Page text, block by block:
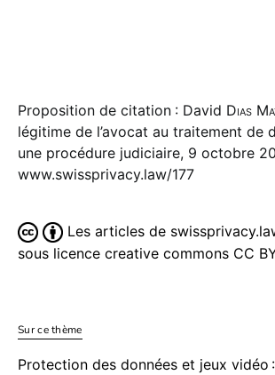
Proposition de citation : David Dias
légitime de l’avocat au traitement de
une procédure judiciaire, 9 octobre
www.swissprivacy.law/177
Les articles de
sous licence creative commons CC
Sur ce thème
Protection des données et jeux vidéo